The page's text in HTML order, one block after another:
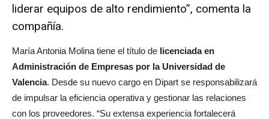
liderar equipos de alto rendimiento”, comenta la
compañía.
María Antonia Molina tiene el título de licenciada en
Administración de Empresas por la Universidad de
Valencia. Desde su nuevo cargo en Dipart se responsabilizará
de impulsar la eficiencia operativa y gestionar las relaciones
con los proveedores. “Su extensa experiencia fortalecerá